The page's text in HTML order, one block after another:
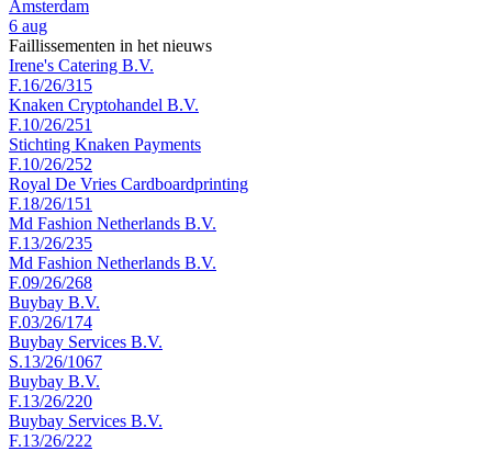
Amsterdam
6 aug
Faillissementen in het nieuws
Irene's Catering B.V.
F.16/26/315
Knaken Cryptohandel B.V.
F.10/26/251
Stichting Knaken Payments
F.10/26/252
Royal De Vries Cardboardprinting
F.18/26/151
Md Fashion Netherlands B.V.
F.13/26/235
Md Fashion Netherlands B.V.
F.09/26/268
Buybay B.V.
F.03/26/174
Buybay Services B.V.
S.13/26/1067
Buybay B.V.
F.13/26/220
Buybay Services B.V.
F.13/26/222